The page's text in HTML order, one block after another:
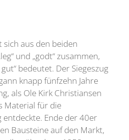
sich aus den beiden
und „godt“ zusammen,
bedeutet. Der Siegeszug
knapp fünfzehn Jahre
als Ole Kirk Christiansen
Material für die
entdeckte. Ende der 40er
Bausteine auf den Markt,